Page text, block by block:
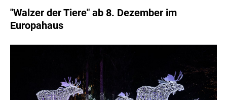
BARFLY'S CLUB
SPORTS MEDIA AUSTRIA
CULINARIUS
"Walzer der Tiere" ab 8. Dezember im
Europahaus